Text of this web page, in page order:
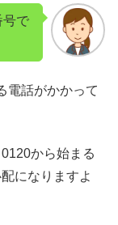
号で
電話がかかって
から始まる
になりますよ